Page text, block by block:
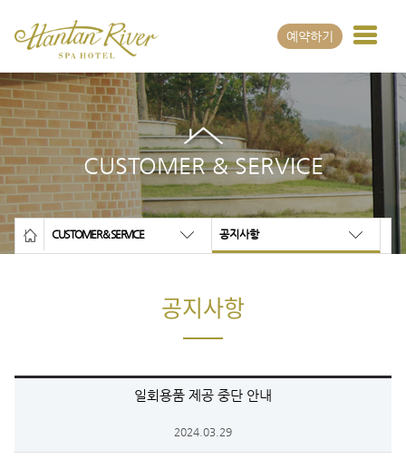
예약하기
CUSTOMER & SERVICE
CUSTOMER & SERVICE 공지사항
공지사항
일회용품 제공 중단 안내
2024.03.29